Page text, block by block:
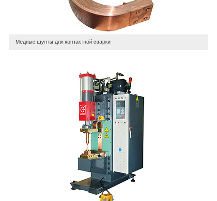
Медные шунты для контактной сварки